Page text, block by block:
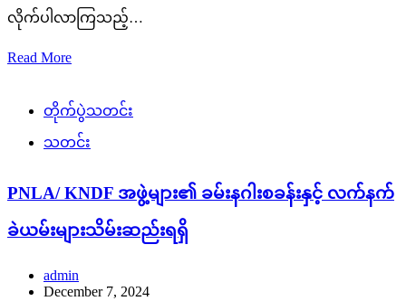
လိုက်ပါလာကြသည့်…
Read More
တိုက်ပွဲသတင်း
သတင်း
PNLA/ KNDF အဖွဲ့များ၏ ခမ်းနဂါးစခန်းနှင့် လက်နက်
ခဲယမ်းများသိမ်းဆည်းရရှိ
admin
December 7, 2024